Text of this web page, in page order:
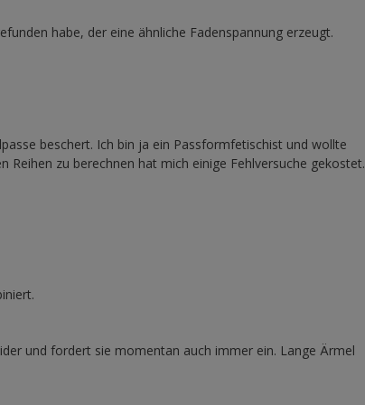
habe, der eine ähnliche Fadenspannung erzeugt.
beschert. Ich bin ja ein Passformfetischist und wollte
zu berechnen hat mich einige Fehlversuche gekostet.
und fordert sie momentan auch immer ein. Lange Ärmel